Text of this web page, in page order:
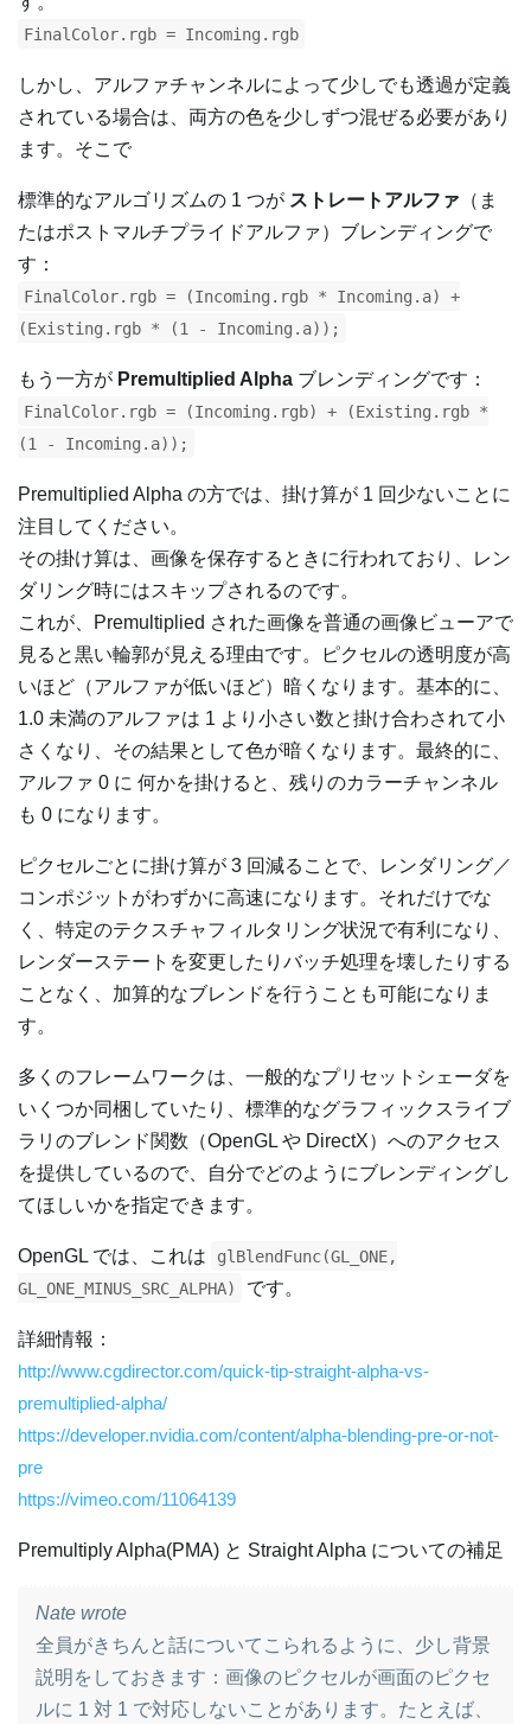
FinalColor.rgb = Incoming.rgb
しかし、アルファチャンネルによって少しでも透過が定義
されている場合は、両方の色を少しずつ混ぜる必要があり
ます。そこで
標準的なアルゴリズムの 1 つが ストレートアルファ （ま
たはポストマルチプライドアルファ）ブレンディングで
す：
FinalColor.rgb = (Incoming.rgb * Incoming.a) +
(Existing.rgb * (1 - Incoming.a));
もう一方が Premultiplied Alpha ブレンディングです：
FinalColor.rgb = (Incoming.rgb) + (Existing.rgb *
(1 - Incoming.a));
Premultiplied Alpha の方では、掛け算が 1 回少ないことに
注目してください。
その掛け算は、画像を保存するときに行われており、レン
ダリング時にはスキップされるのです。
これが、Premultiplied された画像を普通の画像ビューアで
見ると黒い輪郭が見える理由です。ピクセルの透明度が高
いほど（アルファが低いほど）暗くなります。基本的に、
1.0 未満のアルファは 1 より小さい数と掛け合わされて小
さくなり、その結果として色が暗くなります。最終的に、
アルファ 0 に 何かを掛けると、残りのカラーチャンネル
も 0 になります。
ピクセルごとに掛け算が 3 回減ることで、レンダリング／
コンポジットがわずかに高速になります。それだけでな
く、特定のテクスチャフィルタリング状況で有利になり、
レンダーステートを変更したりバッチ処理を壊したりする
ことなく、加算的なブレンドを行うことも可能になりま
す。
多くのフレームワークは、一般的なプリセットシェーダを
いくつか同梱していたり、標準的なグラフィックスライブ
ラリのブレンド関数（OpenGL や DirectX）へのアクセス
を提供しているので、自分でどのようにブレンディングし
てほしいかを指定できます。
OpenGL では、これは
glBlendFunc(GL_ONE,
GL_ONE_MINUS_SRC_ALPHA)
です。
詳細情報：
http://www.cgdirector.com/quick-tip-straight-alpha-vs-
premultiplied-alpha/
https://developer.nvidia.com/content/alpha-blending-pre-or-not-
pre
https://vimeo.com/11064139
Premultiply Alpha(PMA) と Straight Alpha についての補足
Nate wrote
全員がきちんと話についてこられるように、少し背景
説明をしておきます：画像のピクセルが画面のピクセ
ルに 1 対 1 で対応しないことがあります。たとえば、